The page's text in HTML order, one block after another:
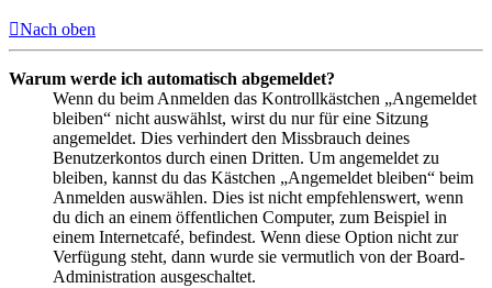
Nach oben
Warum werde ich automatisch abgemeldet?
Wenn du beim Anmelden das Kontrollkästchen „Angemeldet
bleiben“ nicht auswählst, wirst du nur für eine Sitzung
angemeldet. Dies verhindert den Missbrauch deines
Benutzerkontos durch einen Dritten. Um angemeldet zu
bleiben, kannst du das Kästchen „Angemeldet bleiben“ beim
Anmelden auswählen. Dies ist nicht empfehlenswert, wenn
du dich an einem öffentlichen Computer, zum Beispiel in
einem Internetcafé, befindest. Wenn diese Option nicht zur
Verfügung steht, dann wurde sie vermutlich von der Board-
Administration ausgeschaltet.